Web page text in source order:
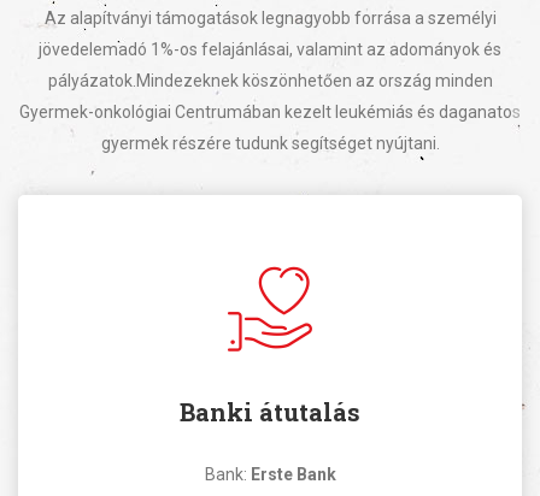
Az alapítványi támogatások legnagyobb forrása a személyi
jövedelemadó 1%-os felajánlásai, valamint az adományok és
pályázatok. Mindezeknek köszönhetően az ország minden
Gyermek-onkológiai Centrumában kezelt leukémiás és daganatos
gyermek részére tudunk segítséget nyújtani.
Banki átutalás
Bank: Erste Bank